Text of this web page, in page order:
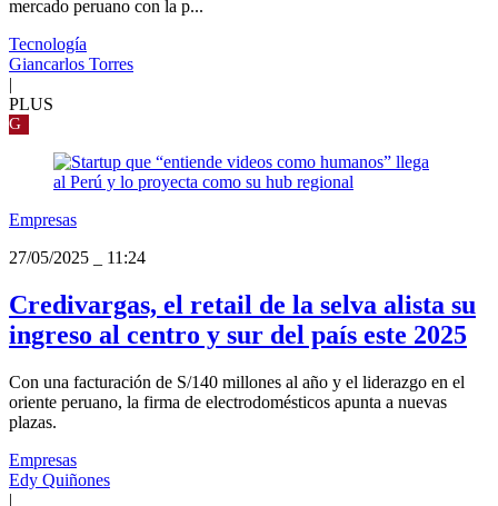
mercado peruano con la p...
Tecnología
Giancarlos Torres
|
PLUS
G
Empresas
27/05/2025
11:24
Credivargas, el retail de la selva alista su
ingreso al centro y sur del país este 2025
Con una facturación de S/140 millones al año y el liderazgo en el
oriente peruano, la firma de electrodomésticos apunta a nuevas
plazas.
Empresas
Edy Quiñones
|